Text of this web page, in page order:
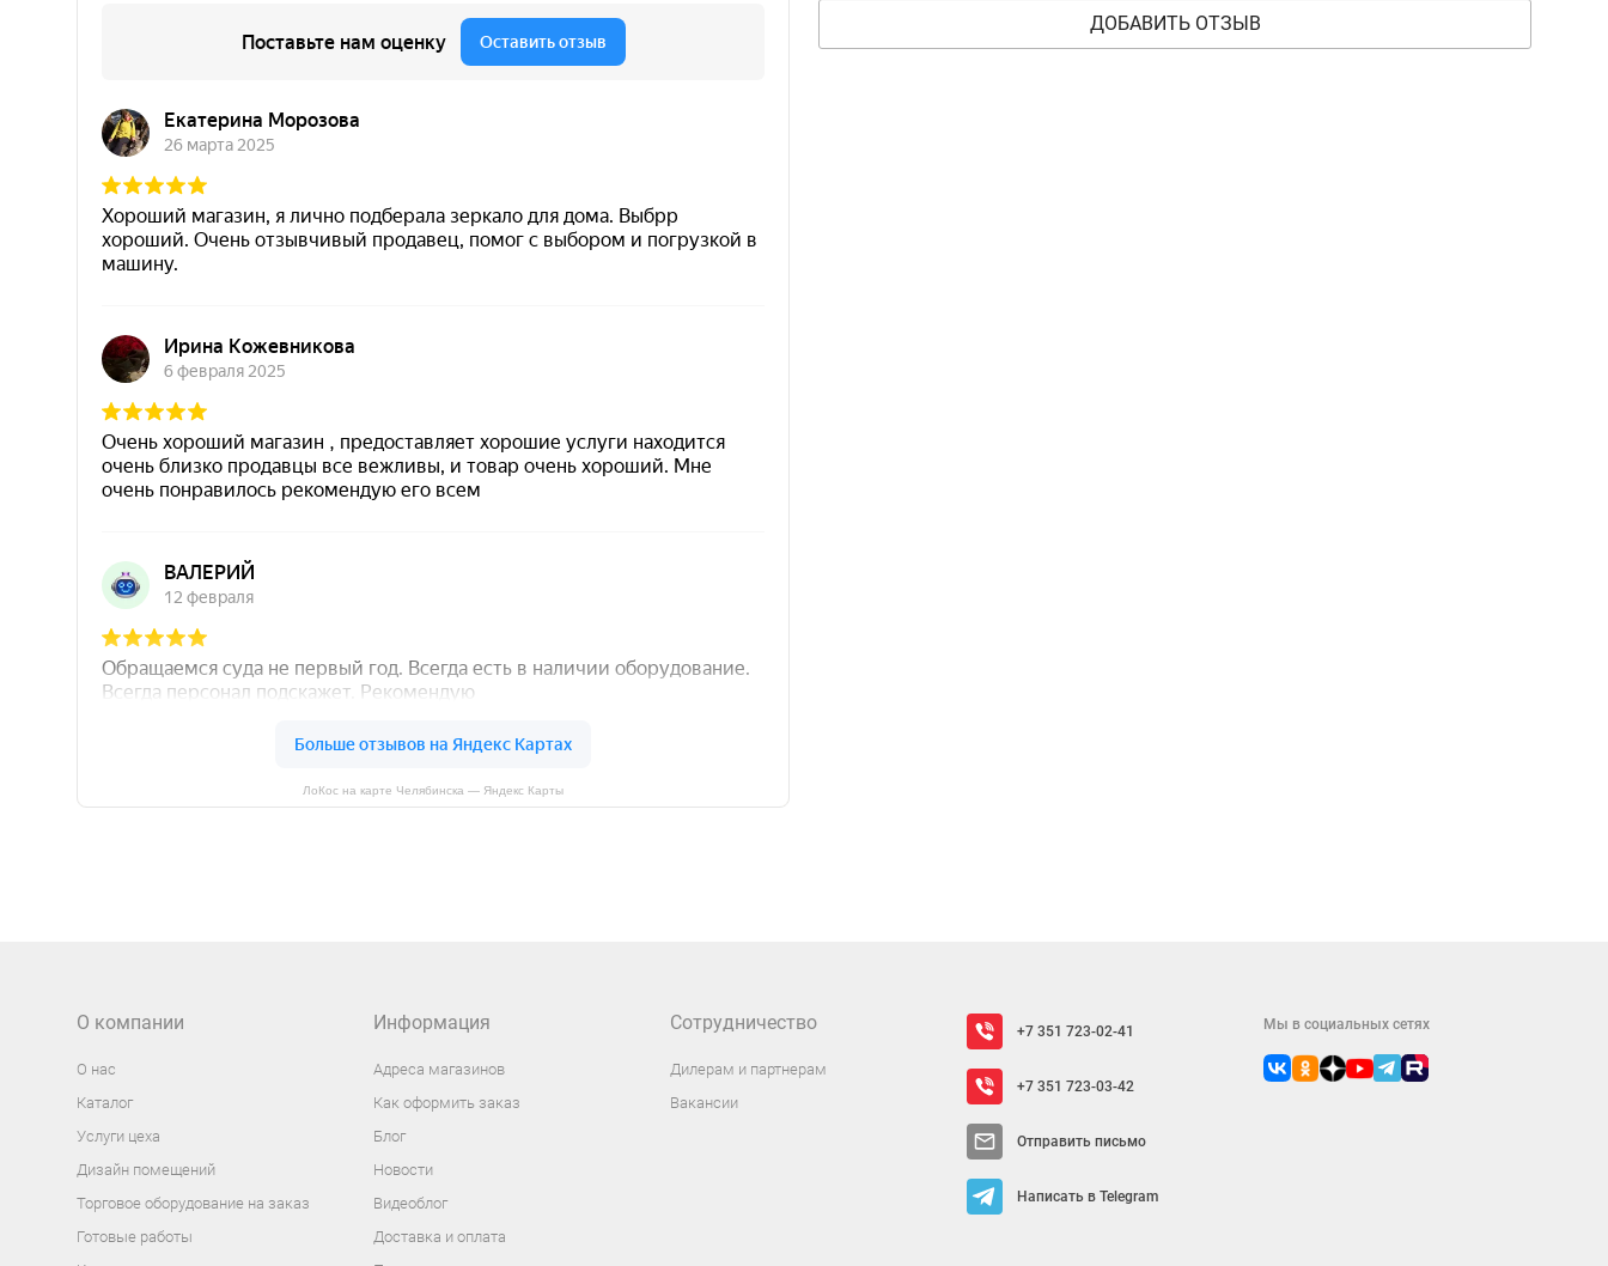
ЛоКос на карте Челябинска — Яндекс Карты
ДОБАВИТЬ ОТЗЫВ
О компании
О нас
Каталог
Услуги цеха
Дизайн помещений
Торговое оборудование на заказ
Готовые работы
Информация
Адреса магазинов
Как оформить заказ
Блог
Новости
Видеоблог
Доставка и оплата
Сотрудничество
Дилерам и партнерам
Вакансии
+7 351 723-02-41
+7 351 723-03-42
Отправить письмо
Написать в Telegram
Мы в социальных сетях